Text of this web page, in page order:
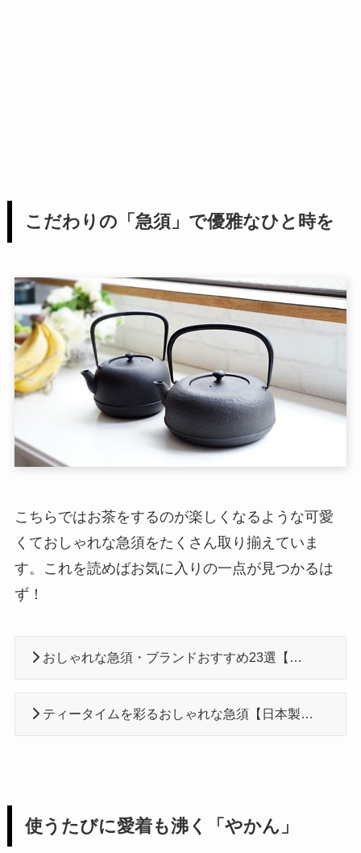
こだわりの「急須」で優雅なひと時を
こちらではお茶をするのが楽しくなるような可愛
くておしゃれな急須をたくさん取り揃えていま
す。これを読めばお気に入りの一点が見つかるは
ず！
おしゃれな急須・ブランドおすすめ23選【可愛い・湯呑セット】
ティータイムを彩るおしゃれな急須【日本製・北欧・安い】30選
使うたびに愛着も沸く「やかん」